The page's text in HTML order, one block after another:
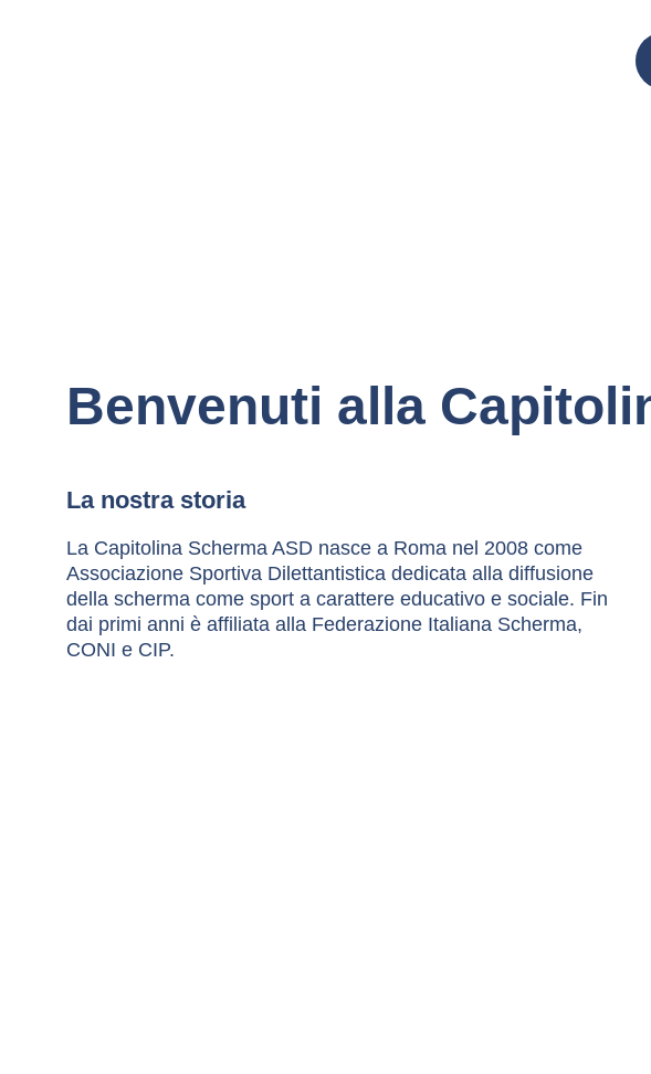
Benvenuti alla
La Capitolina Scherma ASD nasce a Roma nel 2008 come
Associazione Sportiva Dilettantistica dedicata alla diffusione
della scherma come sport a carattere educativo e sociale. Fin
dai primi anni è affiliata alla Federazione Italiana Scherma,
CONI e CIP.
La nostra storia